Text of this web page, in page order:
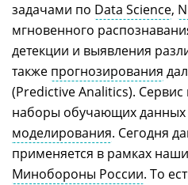
задачами по Data Science,
мгновенного
детекции и выявления
также прогнозирования
(Predictive Analitics). Сервис
наборы обучающих данных
моделирования. Сегодня
применяется в рамках
Минобороны России. То